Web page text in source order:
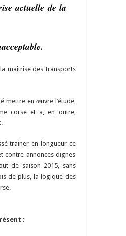
actuelle de la
maîtrise des transports
mettre en œuvre l’étude,
corse et a, en outre,
trainer en longueur ce
contre-annonces dignes
de saison 2015, sans
de plus, la logique des
: